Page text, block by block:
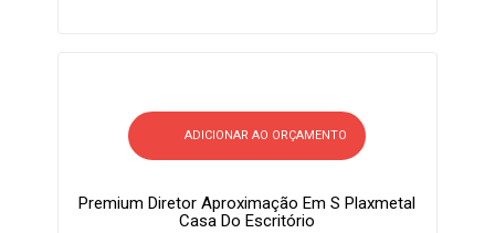
ADICIONAR AO ORÇAMENTO
Premium Diretor Aproximação Em S Plaxmetal
Casa Do Escritório